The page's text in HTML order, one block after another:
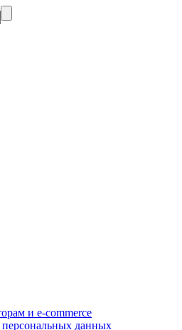
и e-commerce
данных